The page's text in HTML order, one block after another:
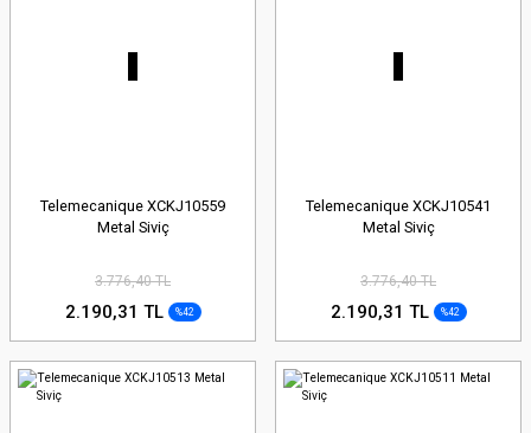
Telemecanique XCKJ10559
Metal Siviç
3.776,40 TL
2.190,31 TL %42
Telemecanique XCKJ10541
Metal Siviç
3.776,40 TL
2.190,31 TL %42